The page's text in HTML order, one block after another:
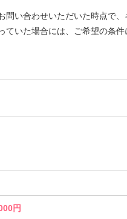
い合わせいただいた時点で
いた場合には、ご希望の条
円